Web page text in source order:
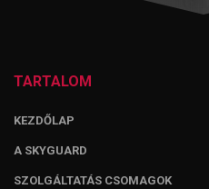
TARTALOM
KEZDŐLAP
A SKYGUARD
SZOLGÁLTATÁS CSOMAGOK